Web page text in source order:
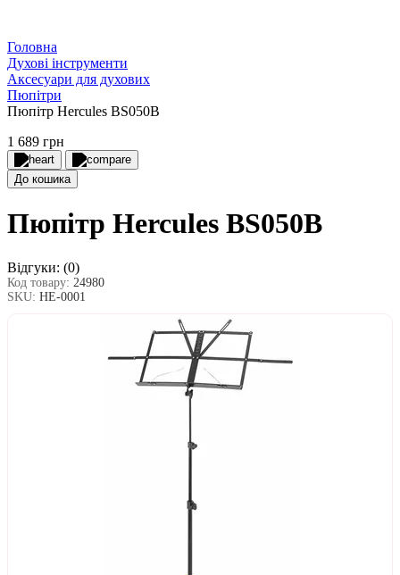
Головна
Духові інструменти
Аксесуари для духових
Пюпітри
Пюпітр Hercules BS050B
1 689 грн
До кошика
Пюпітр Hercules BS050B
Відгуки: (0)
Код товару: 24980
SKU: HE-0001